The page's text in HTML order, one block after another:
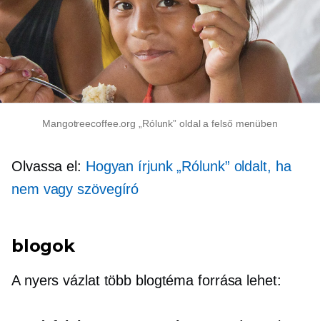
Mangotreecoffee.org „Rólunk” oldal a felső menüben
Olvassa el: Hogyan írjunk „Rólunk” oldalt, ha
nem vagy szövegíró
blogok
A nyers vázlat több blogtéma forrása lehet: